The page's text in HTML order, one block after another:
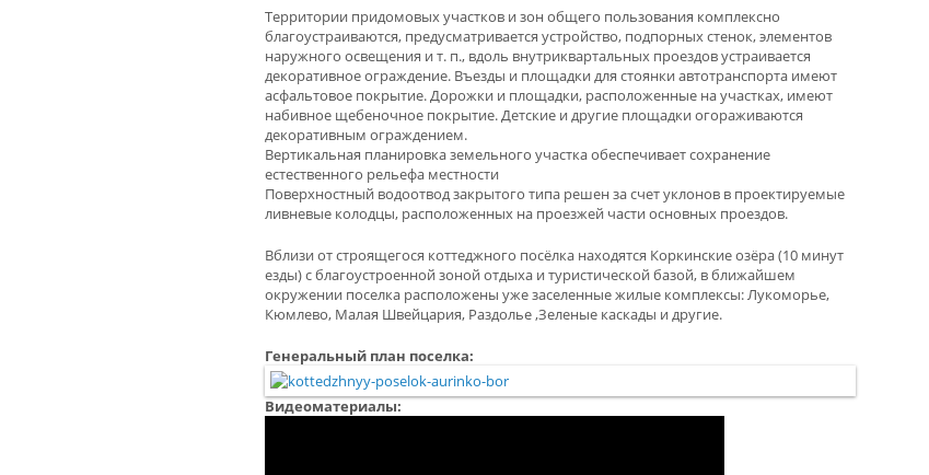
Территории придомовых участков и зон общего пользования комплексно
благоустраиваются, предусматривается устройство, подпорных стенок, элементов
наружного освещения и т. п., вдоль внутриквартальных проездов устраивается
декоративное ограждение. Въезды и площадки для стоянки автотранспорта имеют
асфальтовое покрытие. Дорожки и площадки, расположенные на участках, имеют
набивное щебеночное покрытие. Детские и другие площадки огораживаются
декоративным ограждением.
Вертикальная планировка земельного участка обеспечивает сохранение
естественного рельефа местности
Поверхностный водоотвод закрытого типа решен за счет уклонов в проектируемые
ливневые колодцы, расположенных на проезжей части основных проездов.
Вблизи от строящегося коттеджного посёлка находятся Коркинские озёра (10 минут
езды) с благоустроенной зоной отдыха и туристической базой, в ближайшем
окружении поселка расположены уже заселенные жилые комплексы: Лукоморье,
Кюмлево, Малая Швейцария, Раздолье ,Зеленые каскады и другие.
Генеральный план поселка:
Видеоматериалы: